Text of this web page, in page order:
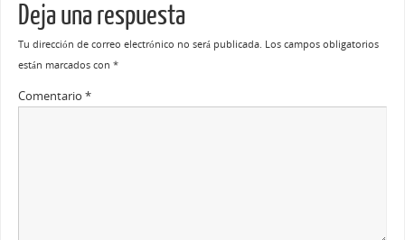
Deja una respuesta
Tu dirección de correo electrónico no será publicada. Los campos obligatorios
están marcados con *
Comentario *